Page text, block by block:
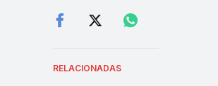
RELACIONADAS